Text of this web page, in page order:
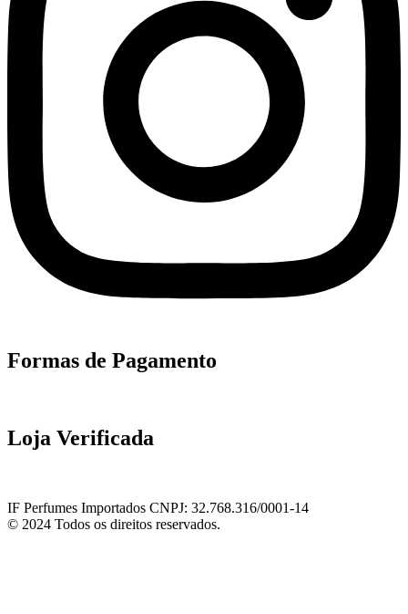
Formas de Pagamento
Loja Verificada
IF Perfumes Importados CNPJ: 32.768.316/0001-14
© 2024 Todos os direitos reservados.